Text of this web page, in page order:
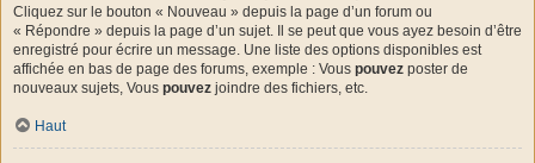
Cliquez sur le bouton « Nouveau » depuis la page d’un forum ou
« Répondre » depuis la page d’un sujet. Il se peut que vous ayez besoin d’être
enregistré pour écrire un message. Une liste des options disponibles est
affichée en bas de page des forums, exemple : Vous pouvez poster de
nouveaux sujets, Vous pouvez joindre des fichiers, etc.
Haut